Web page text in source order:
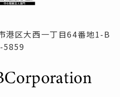
港区大西一丁目64番地1-B
5859